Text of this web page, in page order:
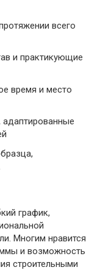
всего
и практикующие
время и место
график,
Многим нравится
и возможность
строительными